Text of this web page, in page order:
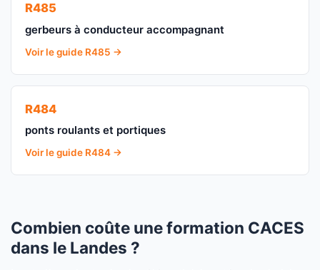
R485
gerbeurs à conducteur accompagnant
Voir le guide R485 →
R484
ponts roulants et portiques
Voir le guide R484 →
Combien coûte une formation CACES
dans le Landes ?